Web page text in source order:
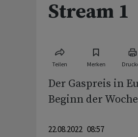
Stream 1
Teilen Merken
Der Gaspreis in
Beginn der
22.08.2022 08:57